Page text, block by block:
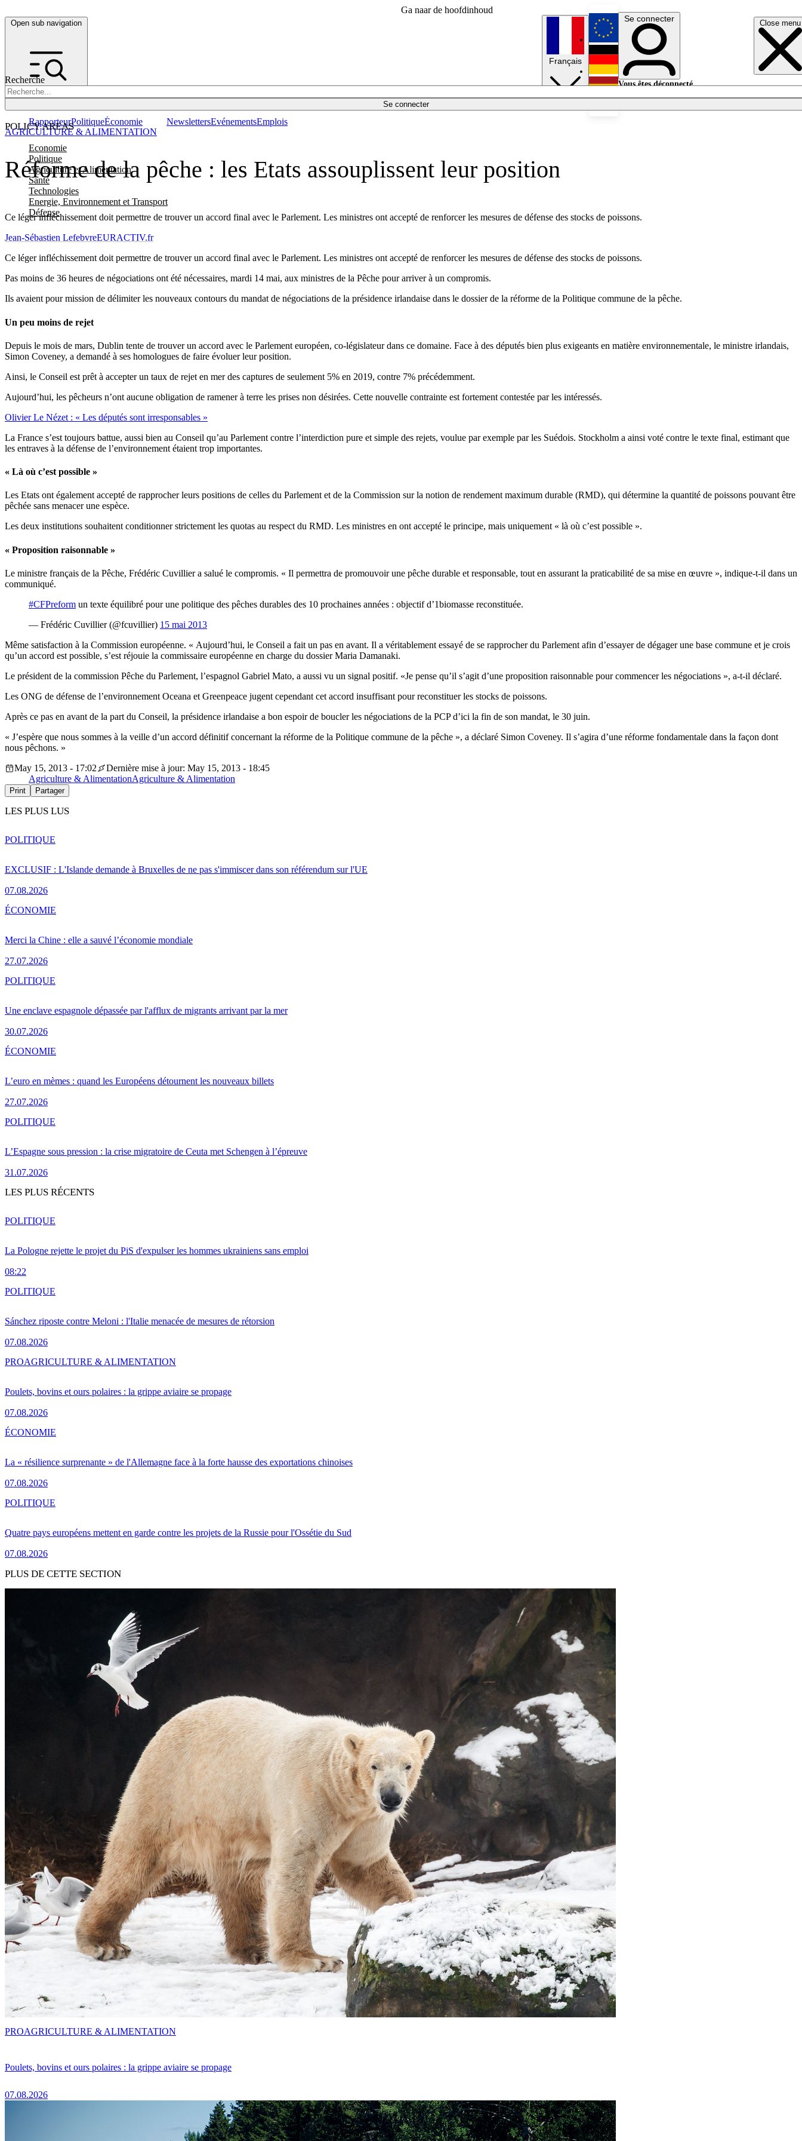
Ga naar de hoofdinhoud
Open sub navigation Close menu
Recherche
Se connecter
POLICY AREAS
Economie
Politique
Agriculture et Alimentation
Santé
Technologies
Energie, Environnement et Transport
Défense
RapporteurPolitiqueÉconomie NewslettersEvénementsEmplois
Français
English
Deutsch
Se connecter
Vous êtes déconnecté.
Réforme de la pêche : les Etats assouplissent leur position
Ce léger infléchissement doit permettre de trouver un accord final avec le Parlement. Les ministres ont accepté de renforcer les mesures de défense des stocks de poissons.
AGRICULTURE & ALIMENTATION
Jean-Sébastien LefebvreEURACTIV.fr
Ce léger infléchissement doit permettre de trouver un accord final avec le Parlement. Les ministres ont accepté de renforcer les mesures de défense des stocks de poissons.
Pas moins de 36 heures de négociations ont été nécessaires, mardi 14 mai, aux ministres de la Pêche pour arriver à un compromis.
Ils avaient pour mission de délimiter les nouveaux contours du mandat de négociations de la présidence irlandaise dans le dossier de la réforme de la Politique commune de la pêche.
Un peu moins de rejet
Depuis le mois de mars, Dublin tente de trouver un accord avec le Parlement européen, co-législateur dans ce domaine. Face à des députés bien plus exigeants en matière environnementale, le ministre irlandais,
Simon Coveney, a demandé à ses homologues de faire évoluer leur position.
Ainsi, le Conseil est prêt à accepter un taux de rejet en mer des captures de seulement 5% en 2019, contre 7% précédemment.
Aujourd’hui, les pêcheurs n’ont aucune obligation de ramener à terre les prises non désirées. Cette nouvelle contrainte est fortement contestée par les intéressés.
Olivier Le Nézet : « Les députés sont irresponsables »
La France s’est toujours battue, aussi bien au Conseil qu’au Parlement contre l’interdiction pure et simple des rejets, voulue par exemple par les Suédois. Stockholm a ainsi voté contre le texte final, estimant que
les entraves à la défense de l’environnement étaient trop importantes.
« Là où c’est possible »
Les Etats ont également accepté de rapprocher leurs positions de celles du Parlement et de la Commission sur la notion de rendement maximum durable (RMD), qui détermine la quantité de poissons pouvant être
pêchée sans menacer une espèce.
Les deux institutions souhaitent conditionner strictement les quotas au respect du RMD. Les ministres en ont accepté le principe, mais uniquement « là où c’est possible ».
« Proposition raisonnable »
Le ministre français de la Pêche, Frédéric Cuvillier a salué le compromis. « Il permettra de promouvoir une pêche durable et responsable, tout en assurant la praticabilité de sa mise en œuvre », indique-t-il dans un
communiqué.
#CFPreform un texte équilibré pour une politique des pêches durables des 10 prochaines années : objectif d’1biomasse reconstituée.
— Frédéric Cuvillier (@fcuvillier) 15 mai 2013
Même satisfaction à la Commission européenne. « Aujourd’hui, le Conseil a fait un pas en avant. Il a véritablement essayé de se rapprocher du Parlement afin d’essayer de dégager une base commune et je crois
qu’un accord est possible, s’est réjouie la commissaire européenne en charge du dossier Maria Damanaki.
Le président de la commission Pêche du Parlement, l’espagnol Gabriel Mato, a aussi vu un signal positif. «Je pense qu’il s’agit d’une proposition raisonnable pour commencer les négociations », a-t-il déclaré.
Les ONG de défense de l’environnement Oceana et Greenpeace jugent cependant cet accord insuffisant pour reconstituer les stocks de poissons.
Après ce pas en avant de la part du Conseil, la présidence irlandaise a bon espoir de boucler les négociations de la PCP d’ici la fin de son mandat, le 30 juin.
« J’espère que nous sommes à la veille d’un accord définitif concernant la réforme de la Politique commune de la pêche », a déclaré Simon Coveney. Il s’agira d’une réforme fondamentale dans la façon dont
nous pêchons. »
May 15, 2013 - 17:02
Dernière mise à jour: May 15, 2013 - 18:45
Agriculture & AlimentationAgriculture & Alimentation
Print Partager
LES PLUS LUS
EXCLUSIF : L'Islande demande à Bruxelles de ne pas s'immiscer dans son référendum sur l'UE
07.08.2026
POLITIQUE
Merci la Chine : elle a sauvé l’économie mondiale
27.07.2026
ÉCONOMIE
Une enclave espagnole dépassée par l'afflux de migrants arrivant par la mer
30.07.2026
POLITIQUE
L’euro en mèmes : quand les Européens détournent les nouveaux billets
27.07.2026
ÉCONOMIE
L’Espagne sous pression : la crise migratoire de Ceuta met Schengen à l’épreuve
31.07.2026
POLITIQUE
LES PLUS RÉCENTS
La Pologne rejette le projet du PiS d'expulser les hommes ukrainiens sans emploi
08:22
POLITIQUE
Sánchez riposte contre Meloni : l'Italie menacée de mesures de rétorsion
07.08.2026
POLITIQUE
Poulets, bovins et ours polaires : la grippe aviaire se propage
07.08.2026
PROAGRICULTURE & ALIMENTATION
La « résilience surprenante » de l'Allemagne face à la forte hausse des exportations chinoises
07.08.2026
ÉCONOMIE
Quatre pays européens mettent en garde contre les projets de la Russie pour l'Ossétie du Sud
07.08.2026
POLITIQUE
PLUS DE CETTE SECTION
Poulets, bovins et ours polaires : la grippe aviaire se propage
07.08.2026
PROAGRICULTURE & ALIMENTATION